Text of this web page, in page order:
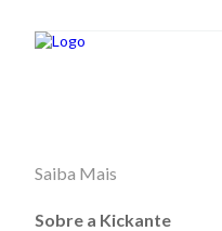
Saiba Mais
Sobre a Kickante